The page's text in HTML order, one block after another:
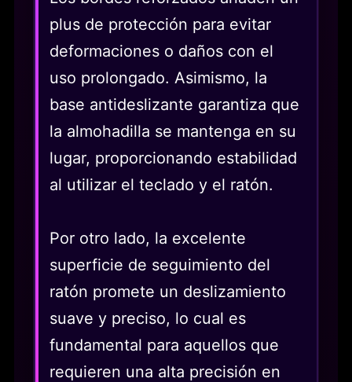
plus de protección para evitar
deformaciones o daños con el
uso prolongado. Asimismo, la
base antideslizante garantiza que
la almohadilla se mantenga en su
lugar, proporcionando estabilidad
al utilizar el teclado y el ratón.
Por otro lado, la excelente
superficie de seguimiento del
ratón promete un deslizamiento
suave y preciso, lo cual es
fundamental para aquellos que
requieren una alta precisión en